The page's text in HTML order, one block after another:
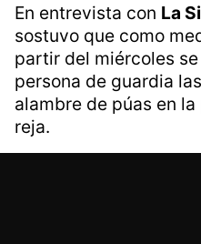
En entrevista con La
sostuvo que como
partir del miércoles
persona de guardia
alambre de púas en
reja.